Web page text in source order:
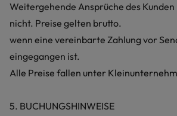
Weitergehende Ansprüche des
nicht. Preise gelten brutto.
wenn eine vereinbarte Zahlung vor
eingegangen ist.
Alle Preise fallen unter
5. BUCHUNGSHINWEISE